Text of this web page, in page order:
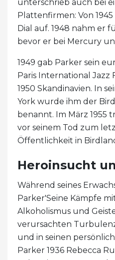
unterschrieb auch bei
Plattenfirmen: Von
Dial auf. 1948 nahm er
bevor er bei Mercury
1949 gab Parker sein
Paris International Jazz
1950 Skandinavien. In
York wurde ihm der
benannt. Im März 1955
vor seinem Tod zum
Öffentlichkeit in
Heroinsucht
Während seines
Parker'Seine Kämpfe
Alkoholismus und
verursachten
und in seinen
Parker 1936 Rebecca